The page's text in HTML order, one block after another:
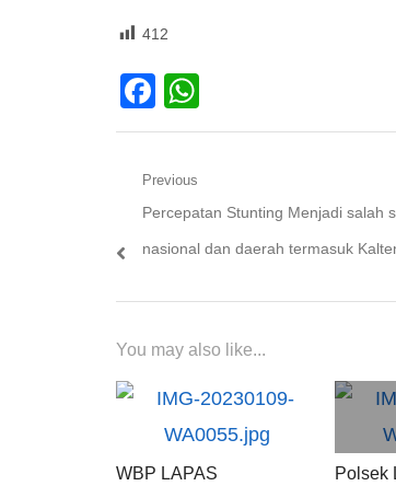
412
Facebook
Navigasi
pos
Previous
Previous
post:
Percepatan Stunting Menjadi salah
nasional dan daerah termasuk
You may also like...
WBP LAPAS
Polsek